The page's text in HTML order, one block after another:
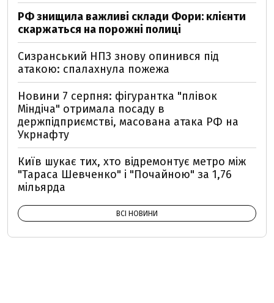
РФ знищила важливі склади Фори: клієнти
скаржаться на порожні полиці
Сизранський НПЗ знову опинився під
атакою: спалахнула пожежа
Новини 7 серпня: фігурантка "плівок
Міндіча" отримала посаду в
держпідприємстві, масована атака РФ на
Укрнафту
Київ шукає тих, хто відремонтує метро між
"Тараса Шевченко" і "Почайною" за 1,76
мільярда
ВСІ НОВИНИ